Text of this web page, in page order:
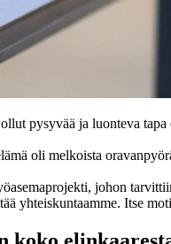
pysyvää ja luonteva
oli melkoista
johon
yhteiskuntaamme. Itse